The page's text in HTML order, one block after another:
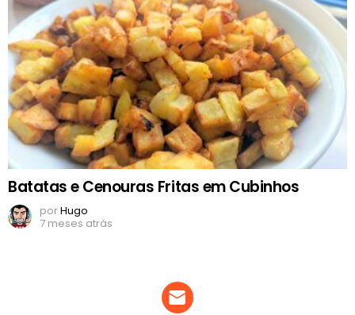
Batatas e Cenouras Fritas em Cubinhos
porHugo
7 meses atrás